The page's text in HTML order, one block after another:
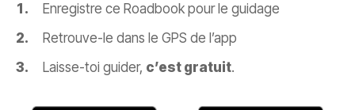
Enregistre ce Roadbook pour le guidage
Retrouve-le dans le GPS de l’app
Laisse-toi guider, c’est gratuit.